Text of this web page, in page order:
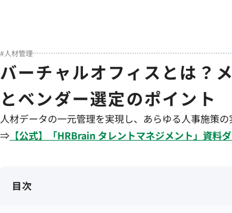
#人材管理
バーチャルオフィスとは？
とベンダー選定のポイント
人材データの一元管理を実現し、あらゆる人事施策
⇒ 【公式】「HRBrain タレントマネジメント」資料
目次